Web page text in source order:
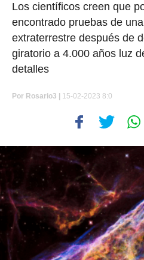
Los científicos creen que
encontrado pruebas de
extraterrestre después de
giratorio a 4.000 años luz
detalles
Por Rosario3 | 15-02-2023 8:0